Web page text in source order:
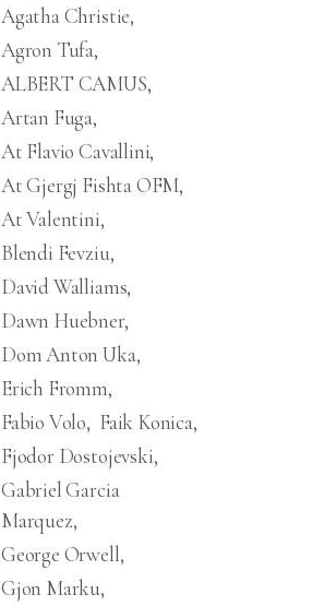
Agatha Christie
Agron Tufa
ALBERT CAMUS
Artan Fuga
At Flavio Cavallini
At Gjergj Fishta OFM
At Valentini
Blendi Fevziu
David Walliams
Dawn Huebner
Dom Anton Uka
Erich Fromm
Fabio Volo
Faik Konica
Fjodor Dostojevski
Gabriel Garcia
Marquez
George Orwell
Gjon Marku